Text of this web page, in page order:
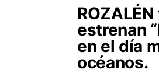
estrenan
en el día
océanos.